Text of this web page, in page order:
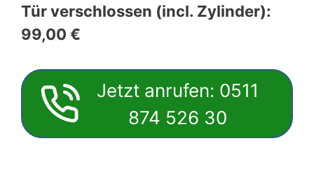
Zuschläge.
€
Tür verschlossen (incl. Zylinder):
99,00 €